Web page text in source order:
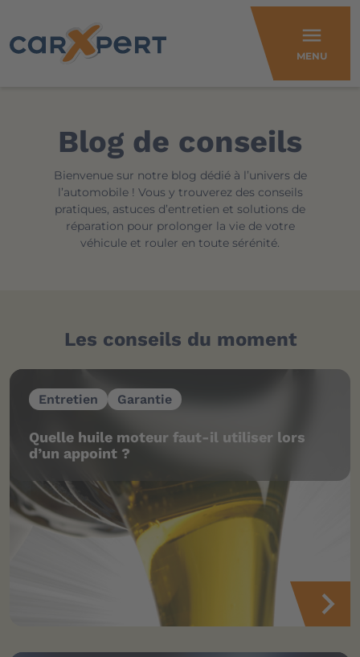
MENU
menu
Blog de conseils
Bienvenue sur notre blog dédié à l’univers de
l’automobile ! Vous y trouverez des conseils
pratiques, astuces d’entretien et solutions de
réparation pour prolonger la vie de votre
véhicule et rouler en toute sérénité.
Les conseils du moment
Entretien Garantie
Quelle huile moteur faut-il utiliser lors
d’un appoint ?